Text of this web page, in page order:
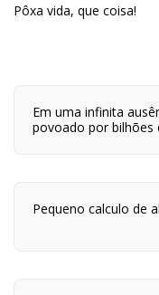
Pôxa vida, que coisa!
Em uma infinita
povoado por bilhões
Pequeno calculo de